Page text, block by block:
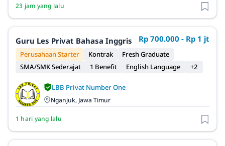
23 jam yang lalu
Guru Les Privat Bahasa Inggris Rp 700.000 - Rp 1 jt
Perusahaan Starter Kontrak
Fresh Graduate
SMA/SMK Sederajat
1 Benefit English Language +2
LBB Privat Number One
Nganjuk, Jawa Timur
1 hari yang lalu